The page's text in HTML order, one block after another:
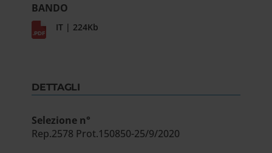
BANDO
IT | 224Kb
DETTAGLI
Selezione n°
Rep.2578 Prot.150850-25/9/2020